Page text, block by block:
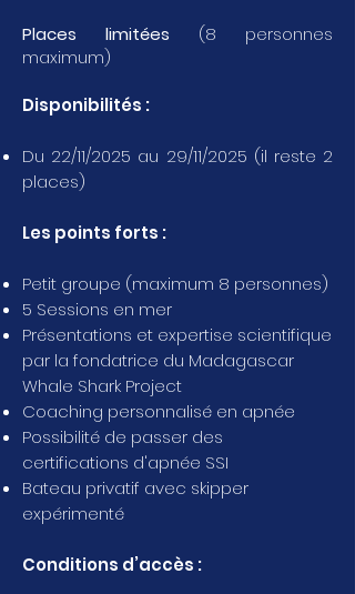
Places limitées (8 personnes
maximum)
Disponibilités :
Du 22/11/2025 au 29/11/2025 (il reste 2
places)
Les points forts :
Petit groupe (maximum 8 personnes)
5 Sessions en mer
Présentations et expertise scientifique
par la fondatrice du Madagascar
Whale Shark Project
Coaching personnalisé en apnée
Possibilité de passer des
certifications d'apnée SSI
Bateau privatif avec skipper
expérimenté
Conditions d’accès :